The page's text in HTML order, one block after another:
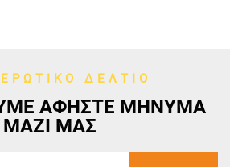
ΔΕΛΤΊΟ
ΑΦΉΣΤΕ ΜΉΝΥΜΑ
ΜΑΖΊ ΜΑΣ